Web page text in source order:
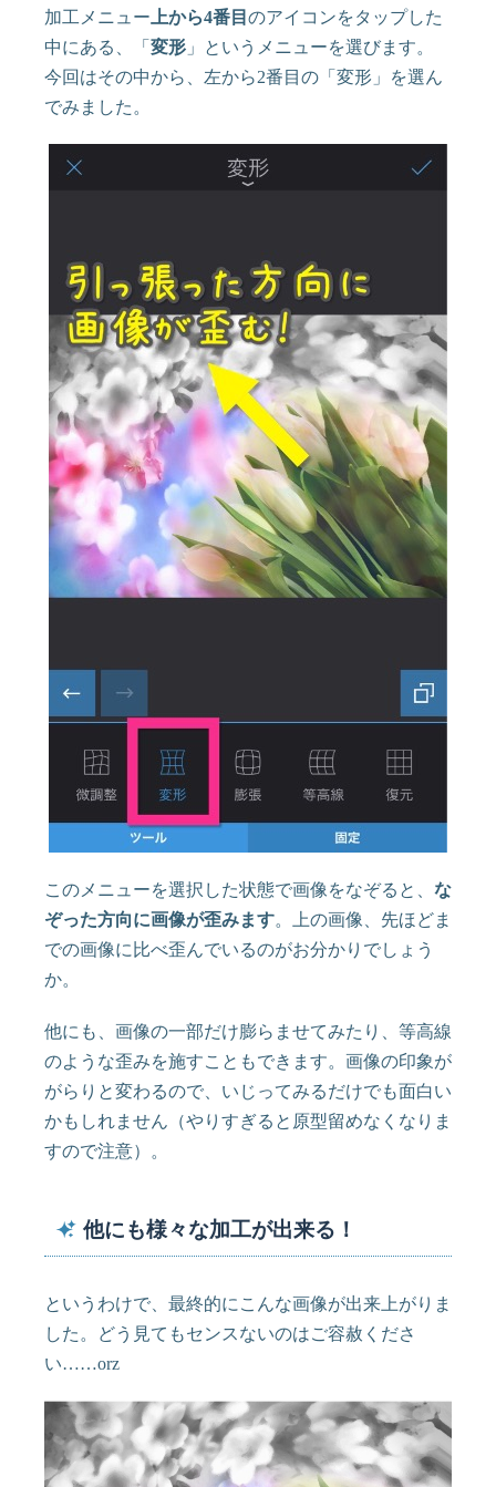
加工メニュー 上から4番目 のアイコンをタップした
中にある、「 変形 」というメニューを選びます。
今回はその中から、左から2番目の「変形」を選ん
でみました。
このメニューを選択した状態で画像をなぞると、 な
ぞった方向に画像が歪みます。上の画像、先ほどま
での画像に比べ歪んでいるのがお分かりでしょう
か。
他にも、画像の一部だけ膨らませてみたり、等高線
のような歪みを施すこともできます。画像の印象が
がらりと変わるので、いじってみるだけでも面白い
かもしれません（やりすぎると原型留めなくなりま
すので注意）。
他にも様々な加工が出来る！
というわけで、最終的にこんな画像が出来上がりま
した。どう見てもセンスないのはご容赦くださ
い……orz